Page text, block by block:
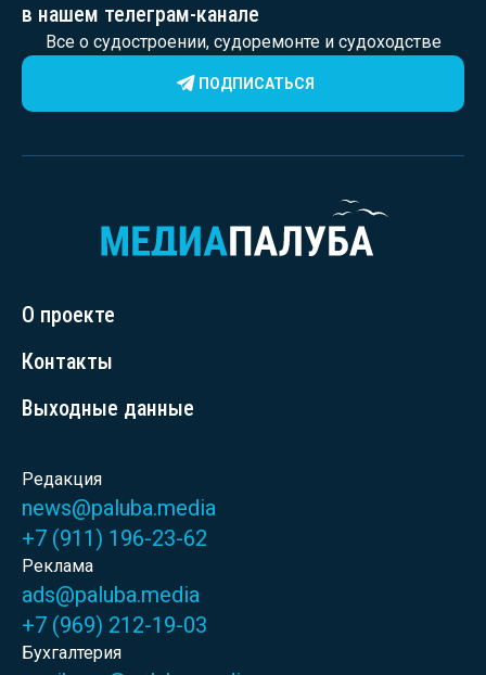
в нашем телеграм-канале
Все о судостроении, судоремонте и судоходстве
ПОДПИСАТЬСЯ
О проекте
Контакты
Выходные данные
Редакция
news@paluba.media
+7 (911) 196-23-62
Реклама
ads@paluba.media
+7 (969) 212-19-03
Бухгалтерия